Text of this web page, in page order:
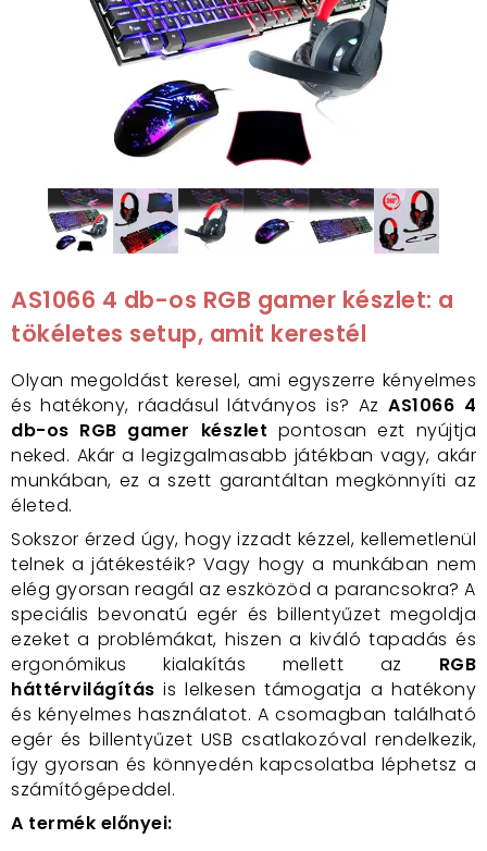
AS1066 4 db-os RGB gamer készlet: a
tökéletes setup, amit kerestél
Olyan megoldást keresel, ami egyszerre kényelmes
és hatékony, ráadásul látványos is? AzAS1066 4
db-os RGB gamer készlet pontosan ezt nyújtja
neked. Akár a legizgalmasabb játékban vagy, akár
munkában, ez a szett garantáltan megkönnyíti az
életed.
Sokszor érzed úgy, hogy izzadt kézzel, kellemetlenül
telnek a játékestéik? Vagy hogy a munkában nem
elég gyorsan reagál az eszközöd a parancsokra? A
speciális bevonatú egér és billentyűzet megoldja
ezeket a problémákat, hiszen a kiváló tapadás és
ergonómikus kialakítás mellett az RGB
háttérvilágítás is lelkesen támogatja a hatékony
és kényelmes használatot. A csomagban található
egér és billentyűzet USB csatlakozóval rendelkezik,
így gyorsan és könnyedén kapcsolatba léphetsz a
számítógépeddel.
A termék előnyei: